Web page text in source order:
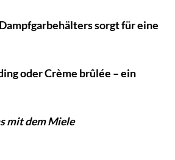
sorgt für eine
oder Crème brûlée – ein
mit dem Miele